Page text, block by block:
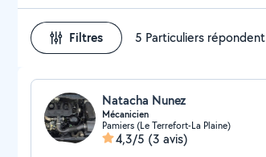
Filtres 5 Particuliers répondent
Natacha Nunez
Mécanicien
Pamiers (Le Terrefort-La Plaine)
4,3/5 (3 avis)